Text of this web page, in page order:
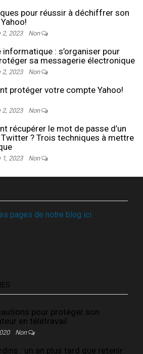
pour réussir à déchiffrer son
2, 2023 Non
informatique : s’organiser pour
sa messagerie électronique
2, 2023 Non
protéger votre compte Yahoo!
2, 2023 Non
récupérer le mot de passe d’un
? Trois techniques à mettre
1, 2023 Non
pages de notre blog ici
pour protéger son
en télétravail
Non
: un an plus tard que retenir